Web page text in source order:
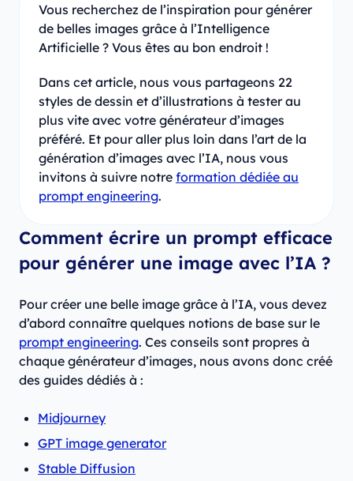
Vous recherchez de l’inspiration pour générer
de belles images grâce à l’Intelligence
Artificielle ? Vous êtes au bon endroit !
Dans cet article, nous vous partageons 22
styles de dessin et d’illustrations à tester au
plus vite avec votre générateur d’images
préféré. Et pour aller plus loin dans l’art de la
génération d’images avec l’IA, nous vous
invitons à suivre notre formation dédiée au
prompt engineering.
Comment écrire un prompt efficace
pour générer une image avec l’IA ?
Pour créer une belle image grâce à l’IA, vous devez
d’abord connaître quelques notions de base sur le
prompt engineering. Ces conseils sont propres à
chaque générateur d’images, nous avons donc créé
des guides dédiés à :
Midjourney
GPT image generator
Stable Diffusion